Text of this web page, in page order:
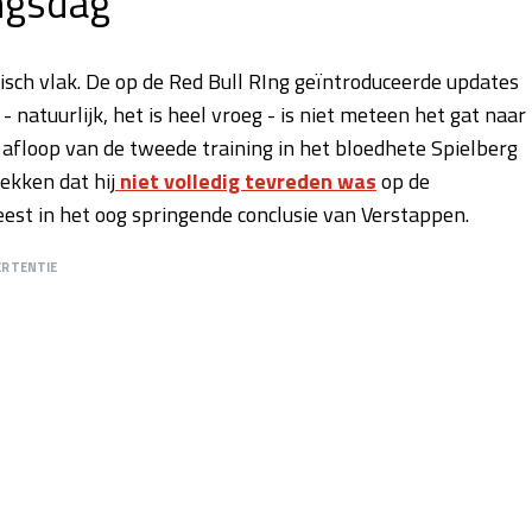
vlak. De op de Red Bull RIng geïntroduceerde updates
natuurlijk, het is heel vroeg - is niet meteen het gat naar
van de tweede training in het bloedhete Spielberg
dat hijniet volledig tevreden wasop de
in het oog springende conclusie van Verstappen.